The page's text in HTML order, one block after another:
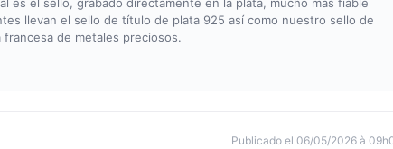
llevan el sello de título de plata 925 así como nuestro sello de
de metales preciosos.
Publicado el 06/05/2026 à